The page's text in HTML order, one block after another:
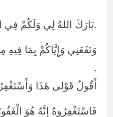
بَارَكَ اللهُ لِي وَلَكُمْ فِي.
وَنَفَعَنِي وَإِيَّاكُمْ بِمَا فِيهِ
.
أَقُولُ قَوْلى هَذَا
فَاسْتَغْفِرُوهُ إِنَّهُ هُوَ